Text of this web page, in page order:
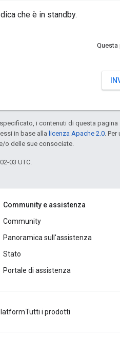
che è in standby.
Questa
i contenuti di questa
in base alla licenza Apache 2.0.
o delle sue consociate.
03 UTC.
Community e assistenza
Community
Panoramica sull'assistenza
Stato
Portale di assistenza
Tutti i prodotti